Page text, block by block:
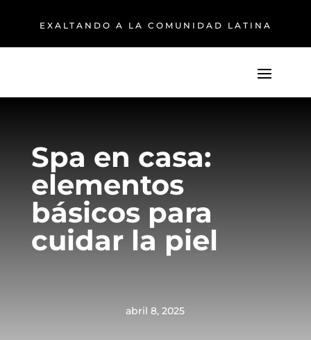
EXALTANDO A LA COMUNIDAD LATINA
Spa en casa:
elementos
básicos para
cuidar la piel
abril 8, 2025